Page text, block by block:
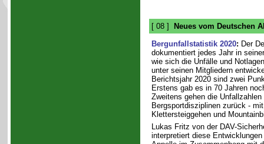
[ 08 ]
Neues vom Deutschen
Bergunfallstatistik 2020: Der
dokumentiert jedes Jahr in
wie sich die Unfälle und
unter seinen Mitgliedern
Berichtsjahr 2020 sind zwei
Erstens gab es in 70 Jahren
Zweitens gehen die Unfallzahlen
Bergsportdisziplinen zurück -
Klettersteiggehen und
Lukas Fritz von der DAV-
interpretiert diese